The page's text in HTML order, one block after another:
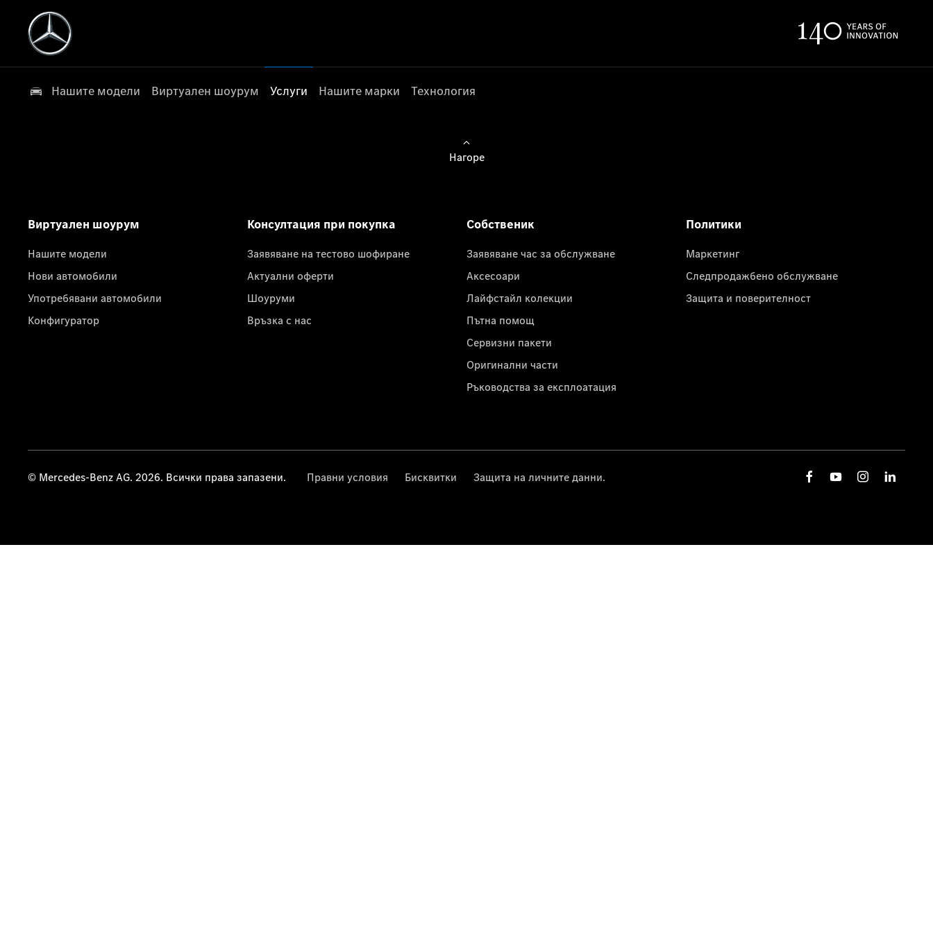
Нашите модели Виртуален шоурум Услуги Нашите марки Технология
Нагоре
Виртуален шоурум
Нашите модели
Нови автомобили
Употребявани автомобили
Конфигуратор
Консултация при покупка
Заявяване на тестово шофиране
Актуални оферти
Шоуруми
Връзка с нас
Собственик
Заявяване час за обслужване
Аксесоари
Лайфстайл колекции
Пътна помощ
Сервизни пакети
Оригинални части
Ръководства за експлоатация
Политики
Маркетинг
Следпродажбено обслужване
Защита и поверителност
© Mercedes-Benz AG. 2026. Всички права запазени. Правни условия Бисквитки Защита на личните данни.